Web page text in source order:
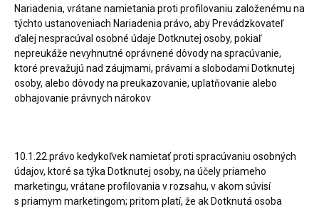
Nariadenia, vrátane namietania proti profilovaniu založenému na
týchto ustanoveniach Nariadenia právo, aby Prevádzkovateľ
ďalej nespracúval osobné údaje Dotknutej osoby, pokiaľ
nepreukáže nevyhnutné oprávnené dôvody na spracúvanie,
ktoré prevažujú nad záujmami, právami a slobodami Dotknutej
osoby, alebo dôvody na preukazovanie, uplatňovanie alebo
obhajovanie právnych nárokov
10.1.22.právo kedykoľvek namietať proti spracúvaniu osobných
údajov, ktoré sa týka Dotknutej osoby, na účely priameho
marketingu, vrátane profilovania v rozsahu, v akom súvisí
s priamym marketingom; pritom platí, že ak Dotknutá osoba